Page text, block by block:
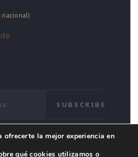
SUBSCRIBE
ofrecerte la mejor experiencia en
qué cookies utilizamos o